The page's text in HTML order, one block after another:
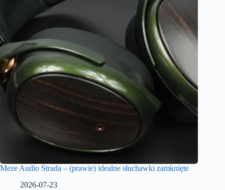
Meze Audio Strada – (prawie) idealne słuchawki zamknięte
2026-07-23